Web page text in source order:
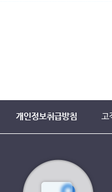
개인정보취급방침 고